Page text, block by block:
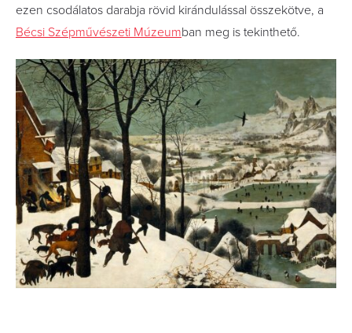
ezen csodálatos darabja rövid kirándulással összekötve, a
Bécsi Szépművészeti Múzeumban meg is tekinthető.